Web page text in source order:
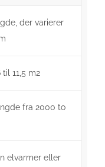
der varierer
11,5 m2
fra 2000 to
elvarmer eller